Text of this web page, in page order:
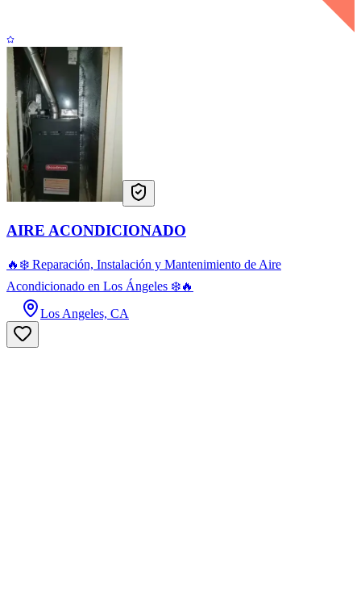
AIRE ACONDICIONADO
🔥❄️ Reparación, Instalación y Mantenimiento de Aire
Acondicionado en Los Ángeles ❄️🔥
Los Angeles, CA